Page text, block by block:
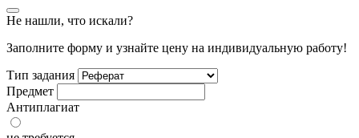
Не нашли, что искали?
Заполните форму и узнайте цену на индивидуальную работу!
Тип задания
Предмет
Антиплагиат